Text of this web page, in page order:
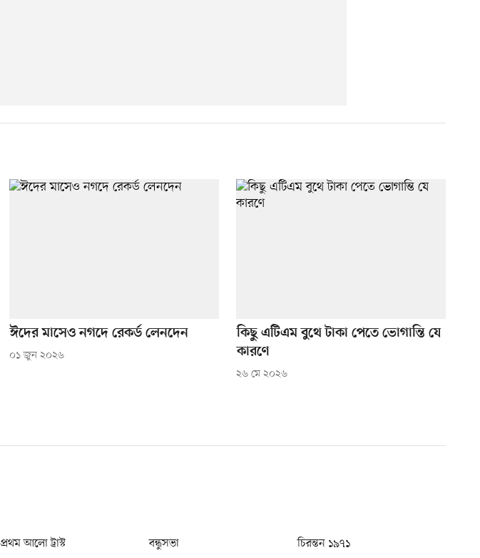
ঈদের মাসেও নগদে রেকর্ড লেনদেন
০১ জুন ২০২৬
কিছু এটিএম বুথে টাকা পেতে ভোগান্তি যে
কারণে
২৬ মে ২০২৬
প্রথম আলো ট্রাস্ট বন্ধুসভা চিরন্তন ১৯৭১